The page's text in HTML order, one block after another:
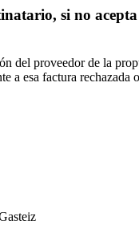
si no
del proveedor de la
a esa factura rechazada